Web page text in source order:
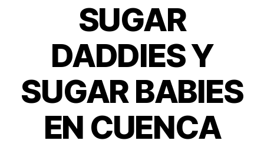
SUGAR
DADDIES Y
SUGAR BABIES
EN CUENCA